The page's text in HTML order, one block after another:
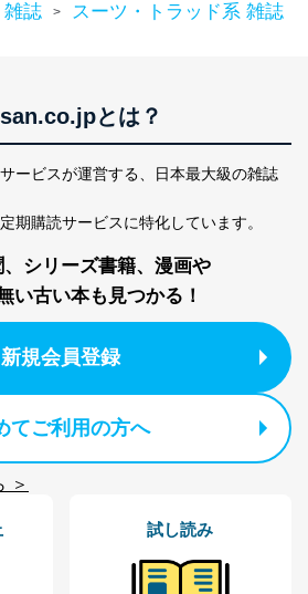
雑誌 > スーツ・トラッド系 雑誌
とは？
ービスが運営する、
日本最大級の雑誌
定期購読サービスに特化しています。
シリーズ書籍、漫画や
い古い本も見つかる！
新規会員登録
てご利用の方へ
＞
試し読み